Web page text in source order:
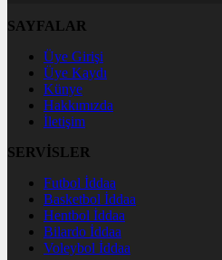
SAYFALAR
Üye Girişi
Üye Kaydı
Künye
Hakkımızda
İletişim
SERVİSLER
Futbol İddaa
Basketbol İddaa
Hentbol İddaa
Bilardo İddaa
Voleybol İddaa